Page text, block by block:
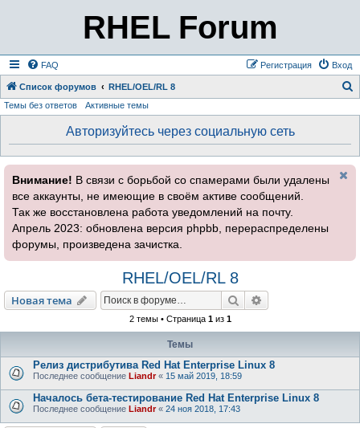
RHEL Forum
FAQ Вход
Регистрация
Список форумов RHEL/OEL/RL 8
Темы без ответов Активные темы
Авторизуйтесь через социальную сеть
Внимание! В связи с борьбой со спамерами были удалены
все аккаунты, не имеющие в своём активе сообщений.
Так же восстановлена работа уведомлений на почту.
Апрель 2023: обновлена версия phpbb, перераспределены
форумы, произведена зачистка.
RHEL/OEL/RL 8
Новая тема Поиск
2 темы • Страница 1из 1
Темы
Релиз дистрибутива Red Hat Enterprise Linux 8
Последнее сообщение Liandr« 15 май 2019, 18:59
Началось бета-тестирование Red Hat Enterprise Linux 8
Последнее сообщение Liandr« 24 ноя 2018, 17:43